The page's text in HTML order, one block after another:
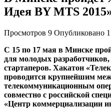
Идея BY MTS
Просмотров 9 Опубликовано
С 15 по 17 мая в Минске
для молодых
стартаперов. Хакатон
проводится крупнейшим
телекоммуникационным
совместно с российской
«Центр коммерциализации